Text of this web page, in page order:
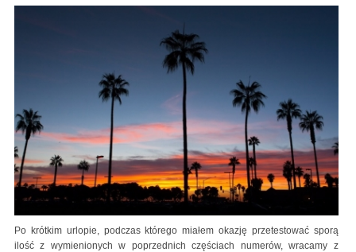
Po krótkim urlopie, podczas którego miałem okazję przetestować sporą
ilość z wymienionych w poprzednich częściach numerów, wracamy z